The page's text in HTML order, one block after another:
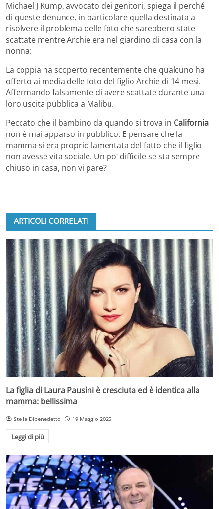
Michael J Kump, avvocato dei genitori, spiega il perché
di queste denunce, in particolare quella destinata a
risolvere il problema delle foto che sarebbero state
scattate mentre Archie era nel giardino di casa con la
nonna:
La coppia ha scoperto recentemente che qualcuno ha
offerto ai media delle foto del figlio Archie di 14 mesi.
Affermando falsamente di avere scattate durante una
loro uscita pubblica a Malibu.
Peccato che il bambino da quando si trova in California
non è mai apparso in pubblico. E pensare che la
mamma si era proprio lamentata del fatto che il figlio
non avesse vita sociale. Un po’ difficile se sta sempre
chiuso in casa, non vi pare?
ARTICOLI CORRELATI
La figlia di Laura Pausini è cresciuta ed è identica alla
mamma: bellissima
Stella Dibenedetto 19 Maggio 2025
Leggi di più